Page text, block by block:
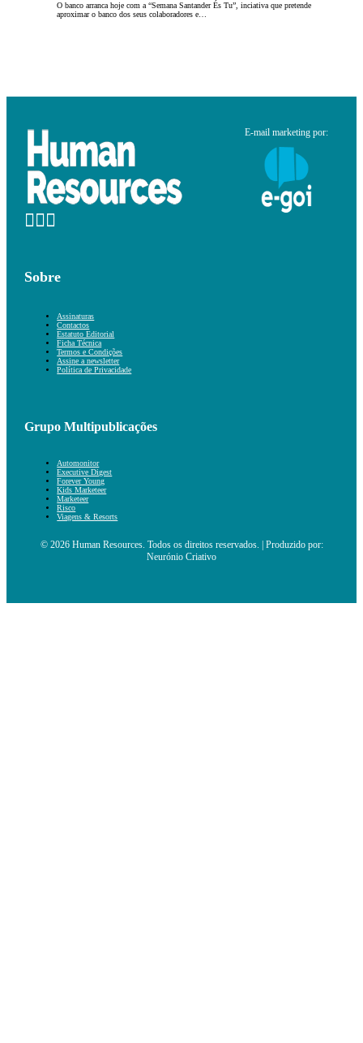
O banco arranca hoje com a “Semana Santander És Tu”, inciativa que pretende
aproximar o banco dos seus colaboradores e…
E-mail marketing por:
Sobre
Assinaturas
Contactos
Estatuto Editorial
Ficha Técnica
Termos e Condições
Assine a newsletter
Política de Privacidade
Grupo Multipublicações
Automonitor
Executive Digest
Forever Young
Kids Marketeer
Marketeer
Risco
Viagens & Resorts
© 2026 Human Resources. Todos os direitos reservados. | Produzido por:
Neurónio Criativo